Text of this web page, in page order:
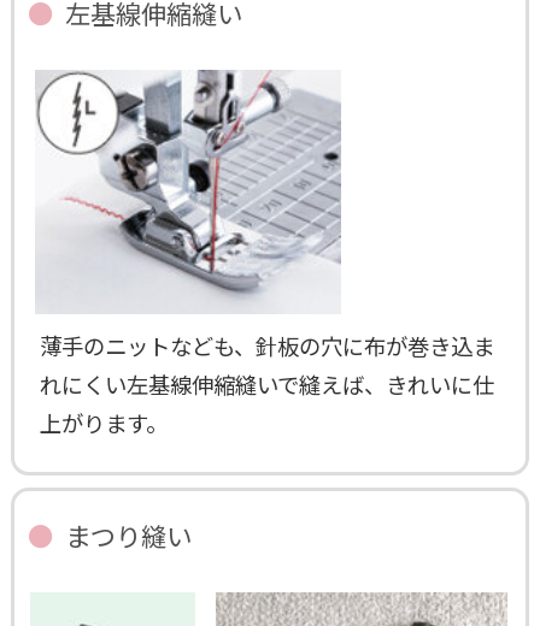
左基線伸縮縫い
薄手のニットなども、針板の穴に布が巻き込ま
れにくい左基線伸縮縫いで縫えば、きれいに仕
上がります。
まつり縫い